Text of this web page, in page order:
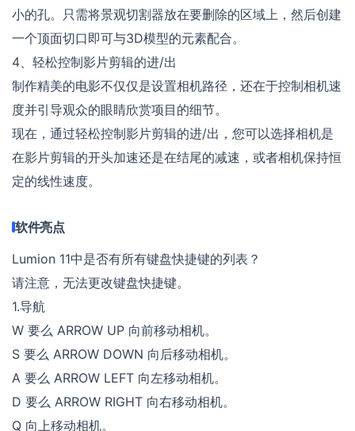
小的孔。只需将景观切割器放在要删除的区域上，然后创建
一个顶面切口即可与3D模型的元素配合。
4、轻松控制影片剪辑的进/出
制作精美的电影不仅仅是设置相机路径，还在于控制相机速
度并引导观众的眼睛欣赏项目的细节。
现在，通过轻松控制影片剪辑的进/出，您可以选择相机是
在影片剪辑的开头加速还是在结尾的减速，或者相机保持恒
定的线性速度。
软件亮点
Lumion 11中是否有所有键盘快捷键的列表？
请注意，无法更改键盘快捷键。
1.导航
W 要么 ARROW UP 向前移动相机。
S 要么 ARROW DOWN 向后移动相机。
A 要么 ARROW LEFT 向左移动相机。
D 要么 ARROW RIGHT 向右移动相机。
Q 向上移动相机。